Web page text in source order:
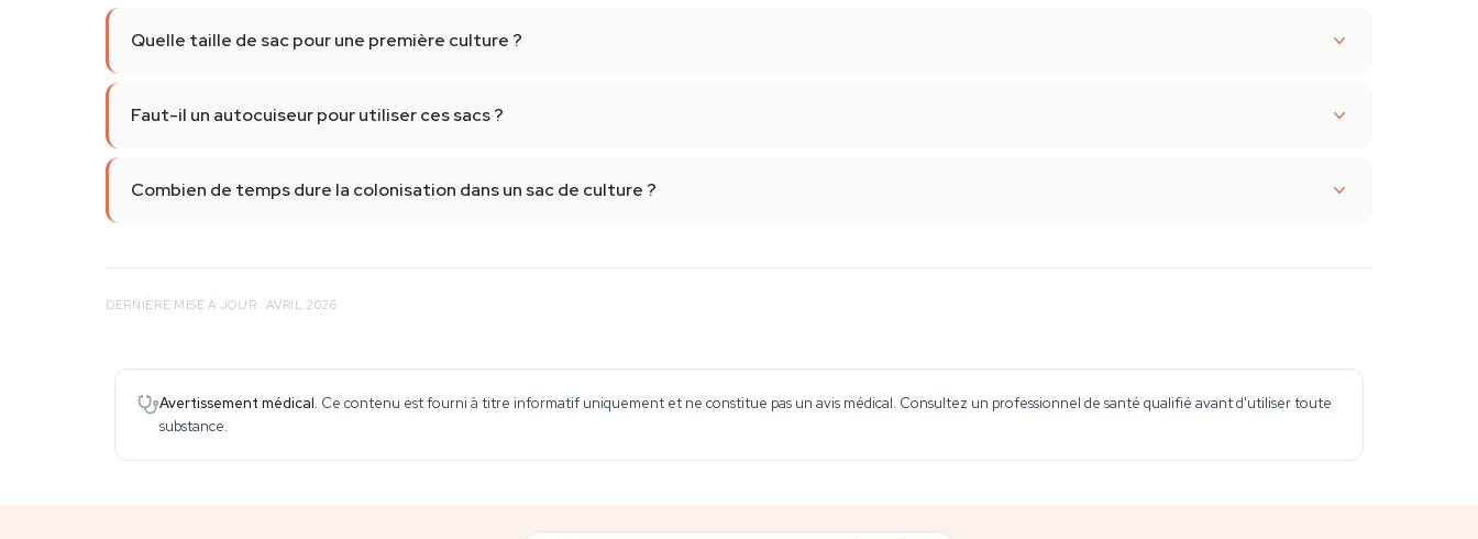
Quelle taille de sac pour une première culture ?
Faut-il un autocuiseur pour utiliser ces sacs ?
Combien de temps dure la colonisation dans un sac de culture ?
DERNIÈRE MISE À JOUR : AVRIL 2026
Avertissement médical. Ce contenu est fourni à titre informatif uniquement et ne constitue pas un avis médical. Consultez un professionnel de santé qualifié avant d'utiliser toute
substance.